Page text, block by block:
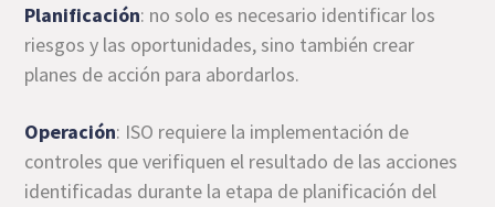
Planificación: no solo es necesario identificar los
riesgos y las oportunidades, sino también crear
planes de acción para abordarlos.
Operación: ISO requiere la implementación de
controles que verifiquen el resultado de las acciones
identificadas durante la etapa de planificación del